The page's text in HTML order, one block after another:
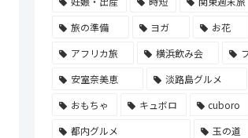
旅の準備
ヨガ お花
アフリカ旅
横浜飲み会
安室奈美恵
淡路島グルメ
おもちゃ
キュボロ cuboro
都内グルメ
玉の道